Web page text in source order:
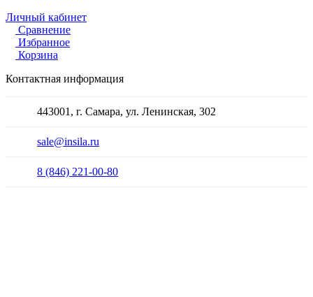
Личный кабинет
Сравнение
Избранное
Корзина
Контактная информация
443001, г. Самара, ул. Ленинская, 302
sale@insila.ru
8 (846) 221-00-80